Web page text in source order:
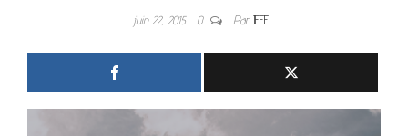
juin 22, 2015 0 ParJEFF